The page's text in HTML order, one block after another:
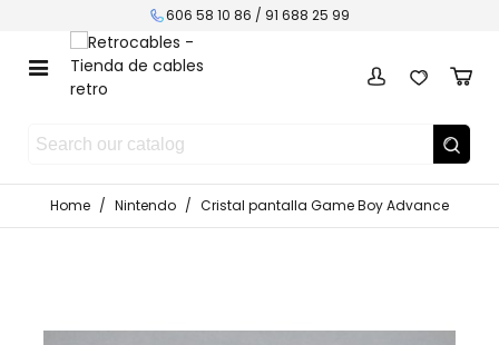
606 58 10 86 / 91 688 25 99
Home / Nintendo / Cristal pantalla Game Boy Advance